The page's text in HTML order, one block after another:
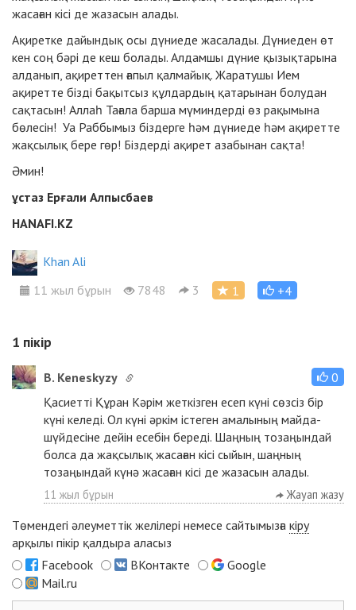
жасаған кісі де жазасын алады.
Ақиретке дайындық осы дүниеде жасалады. Дүниеден өт
кен соң бәрі де кеш болады. Алдамшы дүние қызықтарына
алданып, ақиреттен ғапыл қалмайық. Жаратушы Ием
ақиретте бізді бақытсыз құлдардың қатарынан болудан
сақтасын! Аллаһ Тағала барша мүминдерді өз рақымына
бөлесін! Уа Раббымыз біздерге һәм дүниеде һәм ақиретте
жақсылық бере гөр! Біздерді ақирет азабынан сақта!
Әмин!
ұстаз Ерғали Алпысбаев
HANAFI.KZ
Khan Ali
11 жыл бұрын
7848 3 1 +4
1 пікір
B. Keneskyzy
0
Қасиетті Құран Кәрім жеткізген есеп күні сөзсіз бір
күні келеді. Ол күні әркім істеген амалының майда-
шүйдесіне дейін есебін береді. Шаңның тозаңындай
болса да жақсылық жасаған кісі сыйын, шаңның
тозаңындай күнә жасаған кісі де жазасын алады.
11 жыл бұрын Жауап жазу
Төмендегі әлеуметтік желілері немесе сайтымызға кіру
арқылы пікір қалдыра аласыз
Facebook
ВКонтакте
Google
Mail.ru